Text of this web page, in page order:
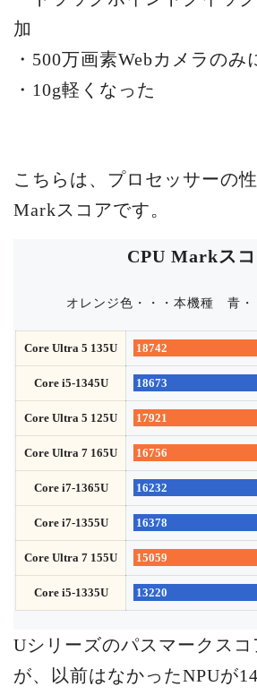
加
・500万画素Webカメラのみ
・10g軽くなった
こちらは、プロセッサーの
Markスコアです。
CPU Markス
オレンジ色・・・本機種 青・
Core Ultra 5 135U 18742
Core i5-1345U 18673
Core Ultra 5 125U 17921
Core Ultra 7 165U 16756
Core i7-1365U 16232
Core i7-1355U 16378
Core Ultra 7 155U 15059
Core i5-1335U 13220
Uシリーズのパスマークス
が、以前はなかったNPUが